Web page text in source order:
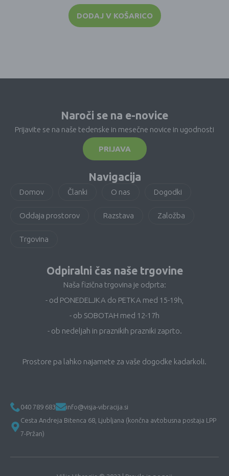
DODAJ V KOŠARICO
Naroči se na e-novice
Prijavite se na naše tedenske in mesečne novice in ugodnosti
PRIJAVA
Navigacija
Domov Članki O nas Dogodki
Oddaja prostorov Razstava Založba
Trgovina
Odpiralni čas naše trgovine
Naša fizična trgovina je odprta:
- od PONEDELJKA do PETKA med 15-19h,
- ob SOBOTAH med 12-17h
- ob nedeljah in praznikih prazniki zaprto.
Prostore pa lahko najamete za vaše dogodke kadarkoli.
040 789 683
info@visja-vibracija.si
Cesta Andreja Bitenca 68, Ljubljana (končna avtobusna postaja LPP
7-Pržan)